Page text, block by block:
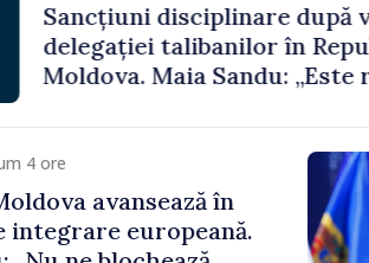
după vizita
în Republica
Sandu: „Este rușinos
funcții înalte nu
4 ore
avansează în
integrare europeană.